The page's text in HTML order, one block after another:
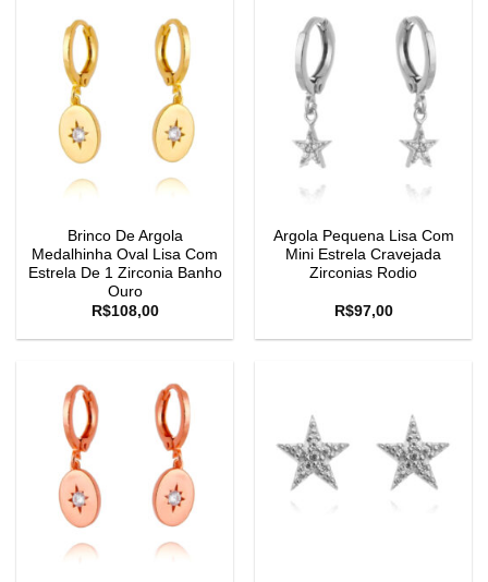
Brinco De Argola
Medalhinha Oval Lisa Com
Estrela De 1 Zirconia Banho
Ouro
R$108,00
Argola Pequena Lisa Com
Mini Estrela Cravejada
Zirconias Rodio
R$97,00